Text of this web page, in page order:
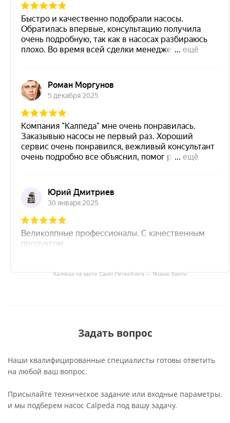
Калпеда на карте Санкт‑Петербурга — Яндекс Карты
Задать вопрос
Наши квалифицированные специалисты готовы ответить
на любой ваш вопрос.
Присылайте техническое задание или входные параметры,
и мы подберем насос Calpeda под вашу задачу.